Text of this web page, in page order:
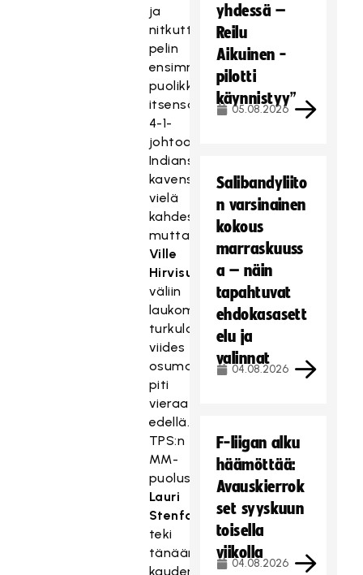
ja
nitkutti
pelin
ensimmäisellä
puolikkaalla
itsensä
4-1-
johtoon.
Indians
kavensi
vielä
kahdesti,
mutta
Ville
Hirvisuon
väliin
laukoma
turkulaisten
viides
osuma
piti
vieraat
edellä.
TPS:n
MM-
puolustaja
Lauri
Stenfors
teki
tänään
kauden
yhdessä –
Reilu
Aikuinen -
pilotti
käynnistyy”
05.08.2026
Salibandyliito
n varsinainen
kokous
marraskuuss
a – näin
tapahtuvat
ehdokasasett
elu ja
valinnat
04.08.2026
F-liigan alku
häämöttää:
Avauskierrok
set syyskuun
toisella
viikolla
04.08.2026